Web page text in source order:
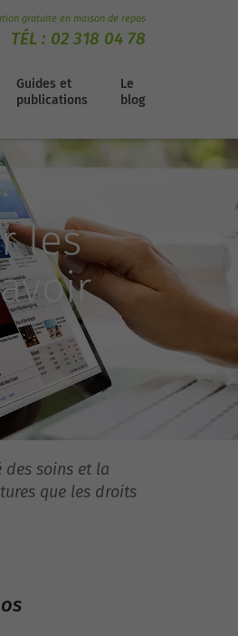
gratuite en maison de repos
TÉL : 02 318 04 78
Guides et
publications
Le
blog
les
soins et la
que les droits